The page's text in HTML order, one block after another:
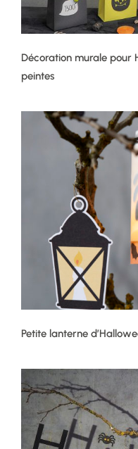
Décoration murale pour
peintes
Petite lanterne